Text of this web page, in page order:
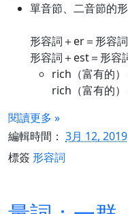
單音節、二音節的
形容詞＋er＝形容
形容詞＋est＝形容
rich（富有的
rich（富有的
閱讀更多 »
編輯時間： 3月 12, 2019
標簽 形容詞